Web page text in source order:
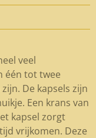
veel
één tot twee
De kapsels zijn
Een krans van
kapsel zorgt
vrijkomen. Deze